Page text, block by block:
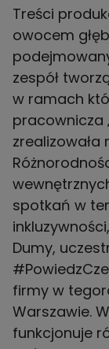
Treści
owocem
zespół
w ramach
pracownicza
zrealizowała
spotkań w
Dumy,
firmy w
Warszawie.
funkcjonuje